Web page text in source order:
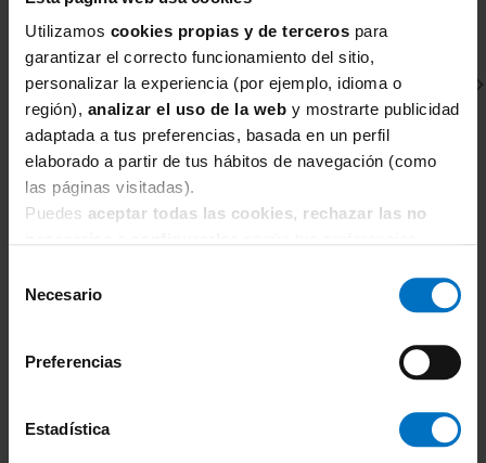
Utilizamos cookies propias y de terceros para
garantizar el correcto funcionamiento del sitio,
personalizar la experiencia (por ejemplo, idioma o
región), analizar el uso de la web y mostrarte publicidad
adaptada a tus preferencias, basada en un perfil
elaborado a partir de tus hábitos de navegación (como
las páginas visitadas).
Puedes aceptar todas las cookies, rechazar las no
Necesario
Preferencias
Estadística
BAÑO ROSA FAIA
19,95 €